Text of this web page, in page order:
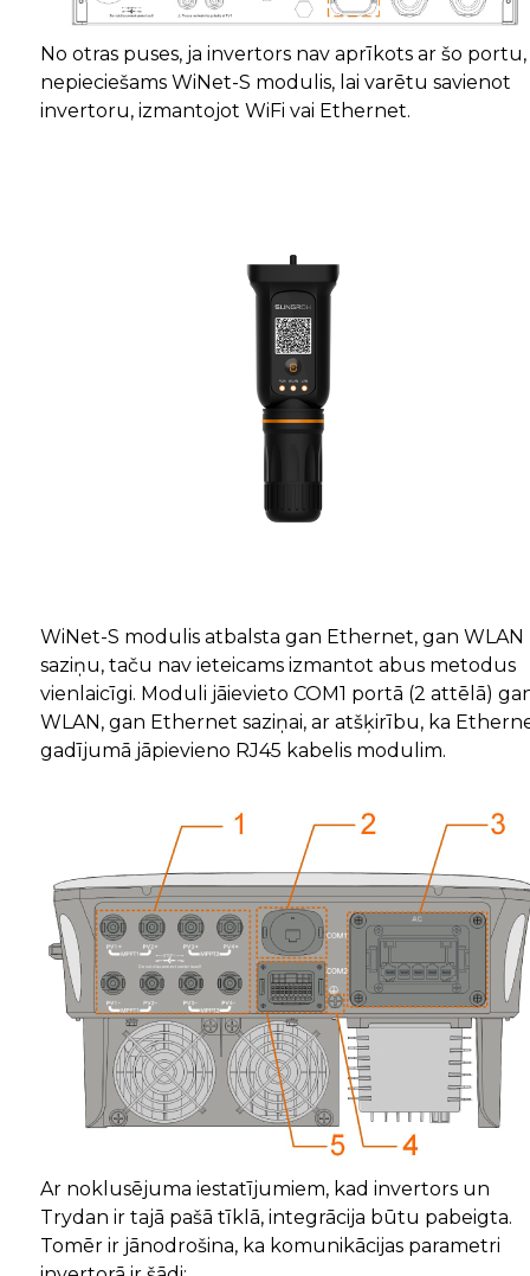
No otras puses, ja invertors nav aprīkots ar šo portu,
nepieciešams WiNet-S modulis, lai varētu savienot
invertoru, izmantojot WiFi vai Ethernet.
WiNet-S modulis atbalsta gan Ethernet, gan WLAN
saziņu, taču nav ieteicams izmantot abus metodus
vienlaicīgi. Moduli jāievieto COM1 portā (2 attēlā)
WLAN, gan Ethernet saziņai, ar atšķirību, ka
gadījumā jāpievieno RJ45 kabelis modulim.
Ar noklusējuma iestatījumiem, kad invertors un
Trydan ir tajā pašā tīklā, integrācija būtu pabeigta.
Tomēr ir jānodrošina, ka komunikācijas parametri